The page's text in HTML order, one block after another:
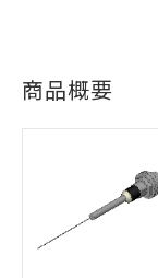
商品概要